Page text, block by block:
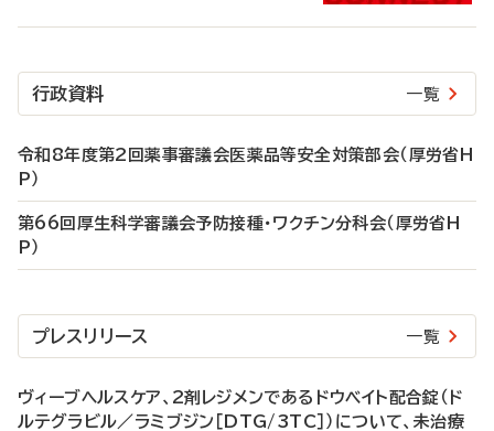
行政資料 一覧
令和8年度第2回薬事審議会医薬品等安全対策部会（厚労省H
P）
第66回厚生科学審議会予防接種・ワクチン分科会（厚労省H
P）
プレスリリース 一覧
ヴィーブヘルスケア、2剤レジメンであるドウベイト配合錠（ド
ルテグラビル／ラミブジン［DTG/3TC］）について、未治療